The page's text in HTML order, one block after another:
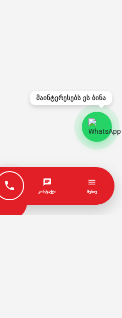
ᲙᲝᲜᲢᲐᲥᲢᲘ ᲛᲔᲜᲘᲣ
მაინტერესებს ეს ბინა